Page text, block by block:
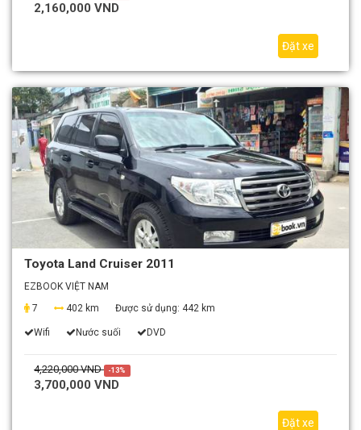
2,160,000 VND
Đặt xe
Toyota Land Cruiser 2011
EZBOOK VIỆT NAM
7
402 km Được sử dụng: 442 km
Wifi Nước suối DVD
4,220,000 VND -13%
3,700,000 VND
Đặt xe